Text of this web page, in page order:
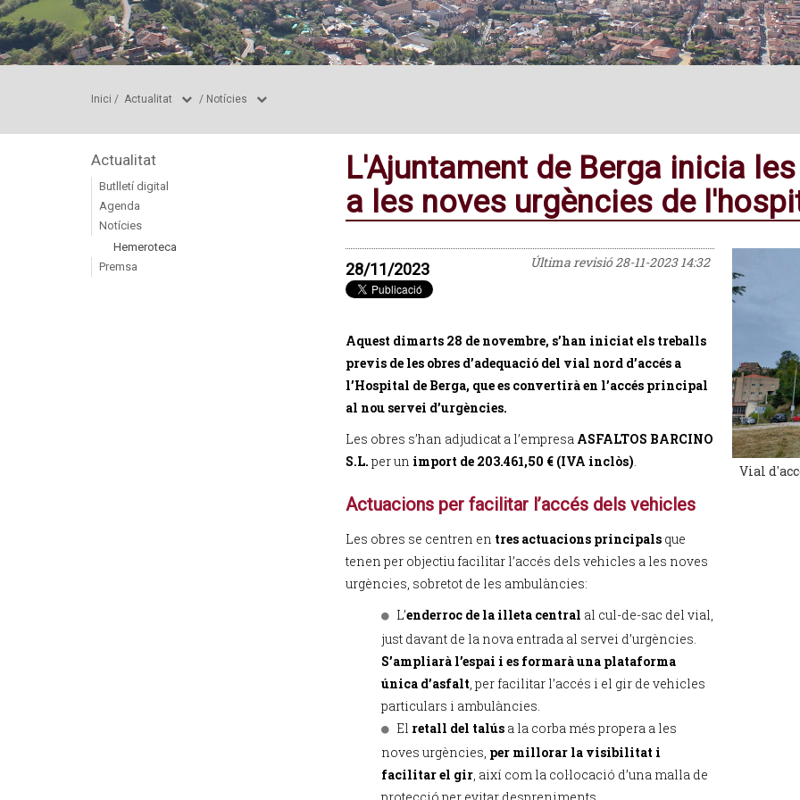
Inici / Actualitat / Notícies
Actualitat
Butlletí digital
Agenda
Notícies
Hemeroteca
Premsa
L'Ajuntament de Berga inicia
a les noves urgències de
Última revisió28-11-2023 14:32
28/11/2023
Aquest dimarts 28 de novembre, s’han iniciat els treballs
previs de les obres d’adequació del vial nord d’accés a
l’Hospital de Berga, que es convertirà en l’accés principal
al nou servei d’urgències.
Les obres s’han adjudicat a l’empresa ASFALTOS BARCINO
S.L. per un import de 203.461,50 € (IVA inclòs).
Actuacions per facilitar l’accés dels vehicles
Les obres se centren en tres actuacions principals que
tenen per objectiu facilitar l’accés dels vehicles a les noves
urgències, sobretot de les ambulàncies:
L’enderroc de la illeta central al cul-de-sac del vial,
just davant de la nova entrada al servei d’urgències.
S’ampliarà l’espai i es formarà una plataforma
única d’asfalt, per facilitar l’accés i el gir de vehicles
particulars i ambulàncies.
El retall del talús a la corba més propera a les
noves urgències, per millorar la visibilitat i
facilitar el gir, així com la col·locació d’una malla de
Vial